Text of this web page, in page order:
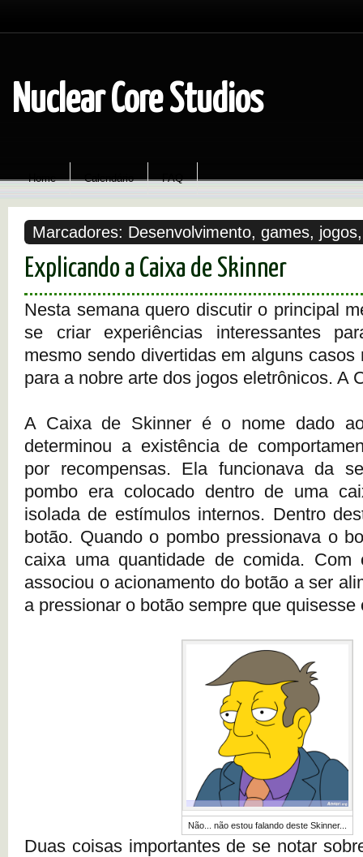
Nuclear Core Studios
Home Calendário FAQ
Marcadores: Desenvolvimento, games, jogos
Explicando a Caixa de Skinner
Nesta semana quero discutir o principal
se criar experiências interessantes
mesmo sendo divertidas em alguns casos
para a nobre arte dos jogos eletrônicos. A
A Caixa de Skinner é o nome dado
determinou a existência de
por recompensas. Ela funcionava da
pombo era colocado dentro de uma
isolada de estímulos internos. Dentro
botão. Quando o pombo pressionava o
caixa uma quantidade de comida.
associou o acionamento do botão a ser
a pressionar o botão sempre que quisesse
Não... não estou falando deste Skinner...
Duas coisas importantes de se notar